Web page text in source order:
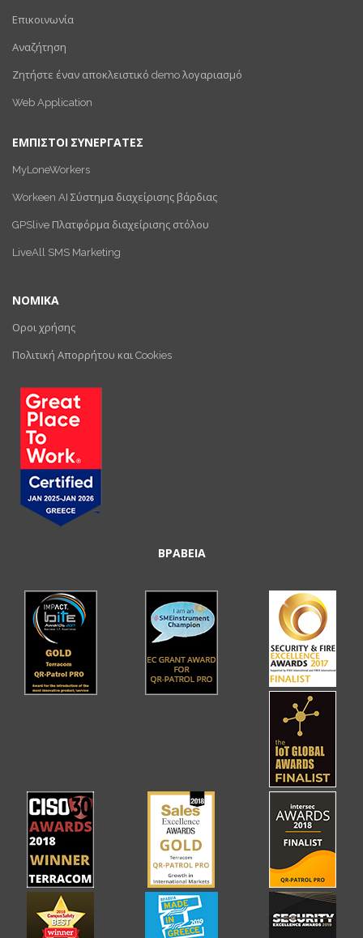
Επικοινωνία
Αναζήτηση
Ζητήστε έναν αποκλειστικό demo λογαριασμό
Web Application
ΕΜΠΙΣΤΟΙ ΣΥΝΕΡΓΑΤΕΣ
MyLoneWorkers
Workeen AI Σύστημα διαχείρισης βάρδιας
GPSlive Πλατφόρμα διαχείρισης στόλου
LiveAll SMS Marketing
ΝΟΜΙΚΑ
Οροι χρήσης
Πολιτική Απορρήτου και Cookies
ΒΡΑΒΕΙΑ